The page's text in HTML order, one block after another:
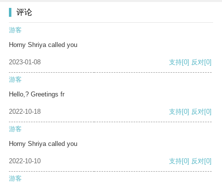
评论
游客
Horny Shriya called you
2023-01-08 支持[0] 反对[0]
游客
Hello,? Greetings fr
2022-10-18 支持[0] 反对[0]
游客
Horny Shriya called you
2022-10-10 支持[0] 反对[0]
游客